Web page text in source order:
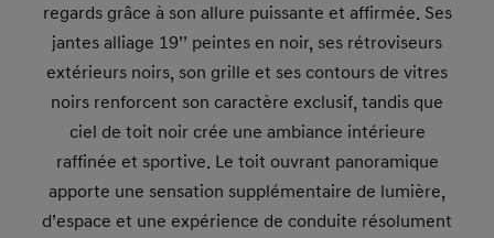
regards grâce à son allure puissante et affirmée. Ses
jantes alliage 19’’ peintes en noir, ses rétroviseurs
extérieurs noirs, son grille et ses contours de vitres
noirs renforcent son caractère exclusif, tandis que
ciel de toit noir crée une ambiance intérieure
raffinée et sportive. Le toit ouvrant panoramique
apporte une sensation supplémentaire de lumière,
d’espace et une expérience de conduite résolument